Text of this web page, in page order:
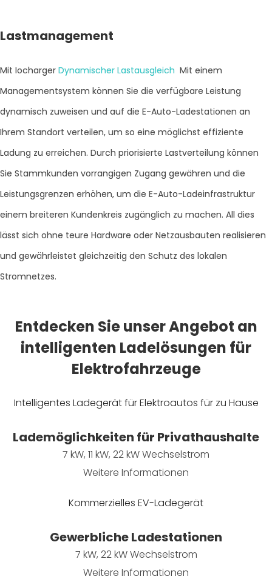
Lastmanagement
Mit Iocharger Dynamischer Lastausgleich Mit einem
Managementsystem können Sie die verfügbare Leistung
dynamisch zuweisen und auf die E-Auto-Ladestationen an
Ihrem Standort verteilen, um so eine möglichst effiziente
Ladung zu erreichen. Durch priorisierte Lastverteilung können
Sie Stammkunden vorrangigen Zugang gewähren und die
Leistungsgrenzen erhöhen, um die E-Auto-Ladeinfrastruktur
einem breiteren Kundenkreis zugänglich zu machen. All dies
lässt sich ohne teure Hardware oder Netzausbauten realisieren
und gewährleistet gleichzeitig den Schutz des lokalen
Stromnetzes.
Entdecken Sie unser Angebot an
intelligenten Ladelösungen für
Elektrofahrzeuge
Intelligentes Ladegerät für Elektroautos für zu Hause
Lademöglichkeiten für Privathaushalte
7 kW, 11 kW, 22 kW Wechselstrom
Weitere Informationen
Kommerzielles EV-Ladegerät
Gewerbliche Ladestationen
7 kW, 22 kW Wechselstrom
Weitere Informationen